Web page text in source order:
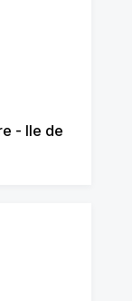
- Ile de